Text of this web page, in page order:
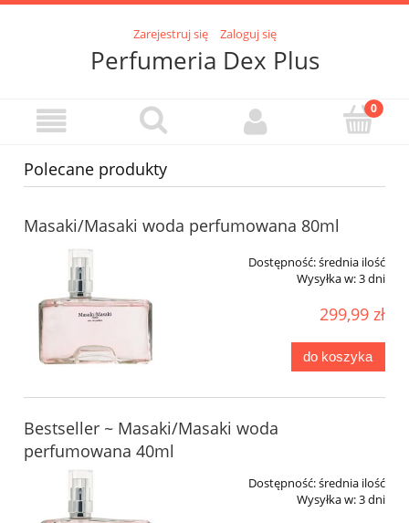
Zarejestruj się Zaloguj się
Perfumeria Dex Plus
Polecane produkty
Masaki/Masaki woda perfumowana 80ml
Dostępność:średnia ilość
Wysyłka w:3 dni
299,99 zł
do koszyka
Bestseller ~ Masaki/Masaki woda
perfumowana 40ml
Dostępność:średnia ilość
Wysyłka w:3 dni